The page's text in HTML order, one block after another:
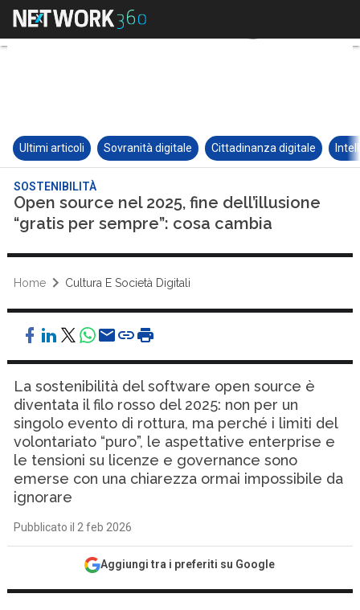
Ultimi articoli Sovranità digitale Cittadinanza digitale
SOSTENIBILITÀ
Open source nel 2025, fine dell’illusione
“gratis per sempre”: cosa cambia
Home Cultura E Società Digitali
La sostenibilità del software open source è
diventata il filo rosso del 2025: non per un
singolo evento di rottura, ma perché i limiti del
volontariato “puro”, le aspettative enterprise e
le tensioni su licenze e governance sono
emerse con una chiarezza ormai impossibile da
ignorare
Pubblicato il 2 feb 2026
Aggiungi tra i preferiti su Google